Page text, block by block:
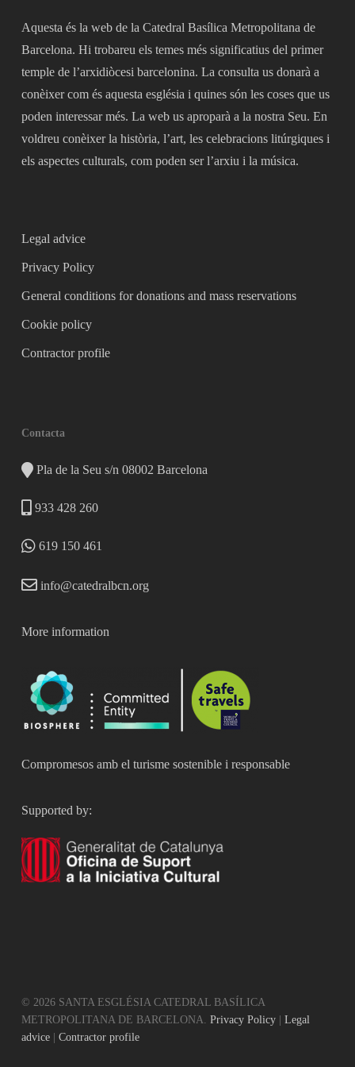
Aquesta és la web de la Catedral Basílica Metropolitana de
Barcelona. Hi trobareu els temes més significatius del primer
temple de l’arxidiòcesi barcelonina. La consulta us donarà a
conèixer com és aquesta església i quines són les coses que us
poden interessar més. La web us aproparà a la nostra Seu. En
voldreu conèixer la història, l’art, les celebracions litúrgiques i
els aspectes culturals, com poden ser l’arxiu i la música.
Legal advice
Privacy Policy
General conditions for donations and mass reservations
Cookie policy
Contractor profile
Contacta
Pla de la Seu s/n 08002 Barcelona
933 428 260
619 150 461
info@catedralbcn.org
More information
Compromesos amb el turisme sostenible i responsable
Supported by:
© 2026 SANTA ESGLÉSIA CATEDRAL BASÍLICA
METROPOLITANA DE BARCELONA. Privacy Policy| Legal
advice| Contractor profile